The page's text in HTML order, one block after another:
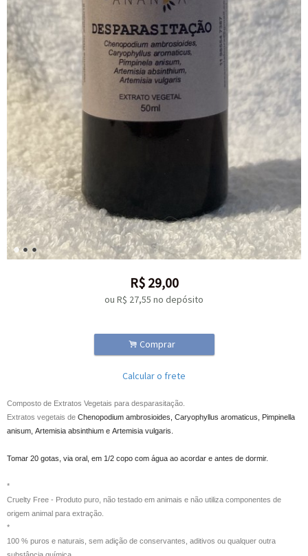
R$ 29,00
ou R$ 27,55 no depósito
. Comprar
Calcular o frete
Composto de Extratos Vegetais para desparasitação.
Extratos vegetais de Chenopodium ambrosioides, Caryophyllus aromaticus, Pimpinella
anisum, Artemisia absinthium e Artemisia vulgaris.
Tomar 20 gotas, via oral, em 1/2 copo com água ao acordar e antes de dormir.
*
Cruelty Free - Produto puro, não testado em animais e não utiliza componentes de
origem animal para extração.
*
100 % puros e naturais, sem adição de conservantes, aditivos ou qualquer outra